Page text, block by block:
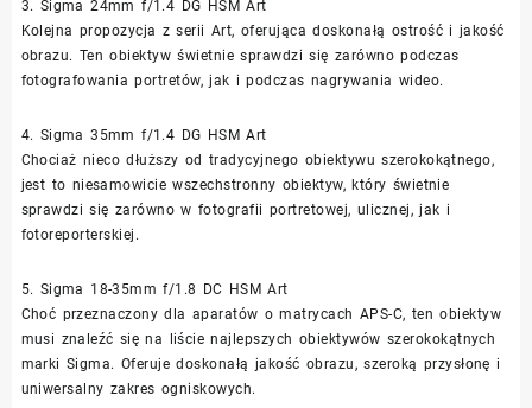
3. Sigma 24mm f/1.4 DG HSM Art
Kolejna propozycja z serii Art, oferująca doskonałą ostrość i jakość
obrazu. Ten obiektyw świetnie sprawdzi się zarówno podczas
fotografowania portretów, jak i podczas nagrywania wideo.
4. Sigma 35mm f/1.4 DG HSM Art
Chociaż nieco dłuższy od tradycyjnego obiektywu szerokokątnego,
jest to niesamowicie wszechstronny obiektyw, który świetnie
sprawdzi się zarówno w fotografii portretowej, ulicznej, jak i
fotoreporterskiej.
5. Sigma 18-35mm f/1.8 DC HSM Art
Choć przeznaczony dla aparatów o matrycach APS-C, ten obiektyw
musi znaleźć się na liście najlepszych obiektywów szerokokątnych
marki Sigma. Oferuje doskonałą jakość obrazu, szeroką przysłonę i
uniwersalny zakres ogniskowych.